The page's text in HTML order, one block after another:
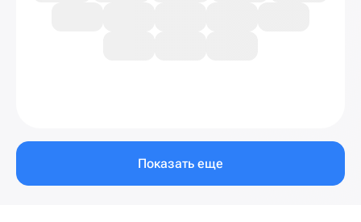
Показать еще